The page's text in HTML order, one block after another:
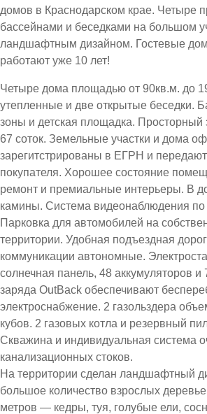
домов в Краснодарском крае. Четыре
бассейнами и беседками на большом
ландшафтным дизайном. Гостевые
работают уже 10 лет!
Четыре дома площадью от 90кв.м. до
утепленные и две открытые беседки.
зоны и детская площадка. Просторный
67 соток. Земельные участки и дома
зарегитстрированы в ЕГРН и
покупателя. Хорошее состояние
ремонт и премиальные интерьеры. В
камины. Система видеонаблюдения по
Парковка для автомобилей на
территории. Удобная подъездная
коммуникации автономные.
солнечная панель, 48 аккумуляторов и
заряда OutBack обеспечивают
электроснабжение. 2 газольздера
кубов. 2 газовых котла и резервный
Скважина и индивидуальная система
канализационных стоков.
На территории сделан ландшафтный
большое количество взрослых
метров — кедры, туя, голубые ели,